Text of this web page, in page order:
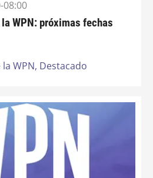
08:00
WPN: próximas fechas
WPN, Destacado